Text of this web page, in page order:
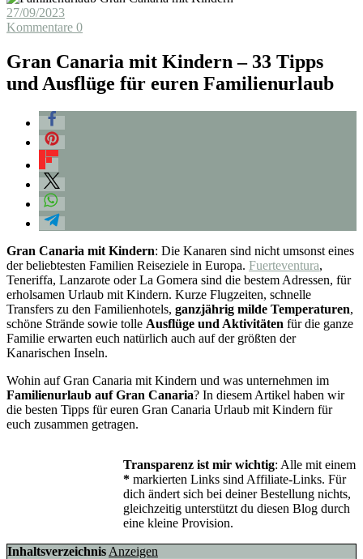
27/09/2023
Kommentare 0
Gran Canaria mit Kindern – 33 Tipps
und Ausflüge für euren Familienurlaub
Gran Canaria mit Kindern: Die Kanaren sind nicht umsonst eines
der beliebtesten Familien Reiseziele in Europa. Fuerteventura,
Teneriffa, Lanzarote oder La Gomera sind die bestem Adressen, für
erholsamen Urlaub mit Kindern. Kurze Flugzeiten, schnelle
Transfers zu den Familienhotels, ganzjährig milde Temperaturen,
schöne Strände sowie tolle Ausflüge und Aktivitäten für die ganze
Familie erwarten euch natürlich auch auf der größten der
Kanarischen Inseln.
Wohin auf Gran Canaria mit Kindern und was unternehmen im
Familienurlaub auf Gran Canaria? In diesem Artikel haben wir
die besten Tipps für euren Gran Canaria Urlaub mit Kindern für
euch zusammen getragen.
Transparenz ist mir wichtig: Alle mit einem
*markierten Links sind Affiliate-Links. Für
dich ändert sich bei deiner Bestellung nichts,
gleichzeitig unterstützt du diesen Blog durch
eine kleine Provision.
Inhaltsverzeichnis Anzeigen